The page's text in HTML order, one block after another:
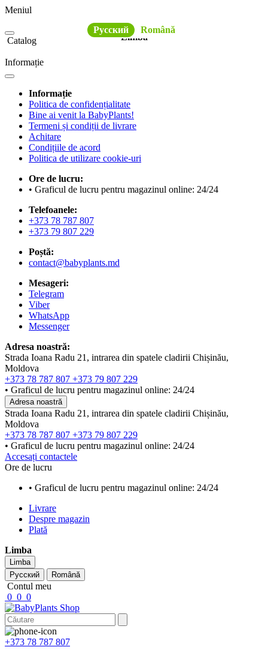
Meniul
Limba
Русский
Română
Catalog
Informație
Informație
Politica de confidențialitate
Bine ai venit la BabyPlants!
Termeni și condiții de livrare
Achitare
Condițiile de acord
Politica de utilizare cookie-uri
Ore de lucru:
• Graficul de lucru pentru magazinul online: 24/24
Telefoanele:
+373 78 787 807
+373 79 807 229
Poștă:
contact@babyplants.md
Mesageri:
Telegram
Viber
WhatsApp
Messenger
Adresa noastră:
Strada Ioana Radu 21, intrarea din spatele cladirii Chișinău,
Moldova
+373 78 787 807 +373 79 807 229
• Graficul de lucru pentru magazinul online: 24/24
Adresa noastră
Strada Ioana Radu 21, intrarea din spatele cladirii Chișinău,
Moldova
+373 78 787 807 +373 79 807 229
• Graficul de lucru pentru magazinul online: 24/24
Accesați contactele
Ore de lucru
• Graficul de lucru pentru magazinul online: 24/24
Livrare
Despre magazin
Plată
Limba
Limba
Русский
Română
Contul meu
0 0 0
+373 78 787 807